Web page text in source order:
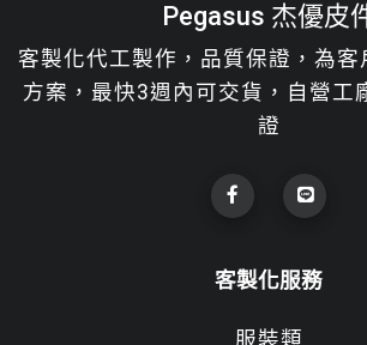
Pegasus 杰優皮
客製化代工製作，品質保證，為客
方案，最快3週內可交貨，自營工
證
客製化服務
服裝類